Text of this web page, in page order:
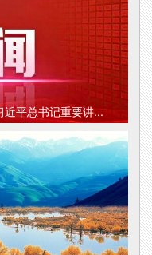
平总书记重要讲...